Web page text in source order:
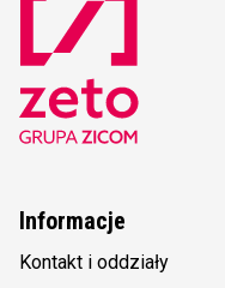
Informacje
Kontakt i oddziały